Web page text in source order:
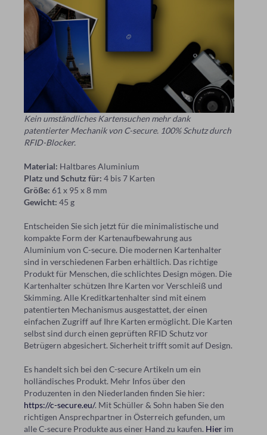
Kein umständliches Kartensuchen mehr dank
patentierter Mechanik von C-secure. 100% Schutz durch
RFID-Blocker.
Material: Haltbares Aluminium
Platz und Schutz für: 4 bis 7 Karten
Größe: 61 x 95 x 8 mm
Gewicht: 45 g
Entscheiden Sie sich jetzt für die minimalistische und
kompakte Form der Kartenaufbewahrung aus
Aluminium von C-secure. Die modernen Kartenhalter
sind in verschiedenen Farben erhältlich. Das richtige
Produkt für Menschen, die schlichtes Design mögen. Die
Kartenhalter schützen Ihre Karten vor Verschleiß und
Skimming. Alle Kreditkartenhalter sind mit einem
patentierten Mechanismus ausgestattet, der einen
einfachen Zugriff auf Ihre Karten ermöglicht. Die Karten
selbst sind durch einen geprüften RFID Schutz vor
Betrügern abgesichert. Sicherheit trifft somit auf Design.
Es handelt sich bei den C-secure Artikeln um ein
holländisches Produkt. Mehr Infos über den
Produzenten in den Niederlanden finden Sie hier:
https://c-secure.eu/. Mit Schüller & Sohn haben Sie den
richtigen Ansprechpartner in Österreich gefunden, um
alle C-secure Produkte aus einer Hand zu kaufen. Hier im